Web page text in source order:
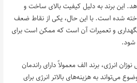
این برند به دلیل کیفیت بالای ساخت و
شده است. با این حال، یکی از نقاط ضعف
نگهداری و تعمیرات آن است که ممکن است برای
شود.
انرژی، برند الف معمولاً دارای راندمان
می‌تواند به هزینه‌های بالاتر انرژی برای